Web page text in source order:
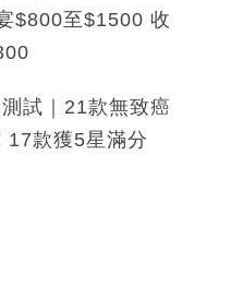
$800至$1500 收
試｜21款無致癌
17款獲5星滿分